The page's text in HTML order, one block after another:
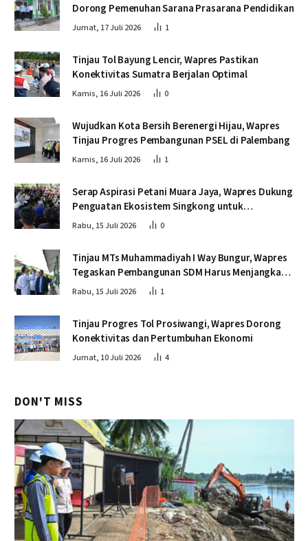
Dorong Pemenuhan Sarana Prasarana Pendidikan
Jumat, 17 Juli 2026 1
Tinjau Tol Bayung Lencir, Wapres Pastikan
Konektivitas Sumatra Berjalan Optimal
Kamis, 16 Juli 2026 0
Wujudkan Kota Bersih Berenergi Hijau, Wapres
Tinjau Progres Pembangunan PSEL di Palembang
Kamis, 16 Juli 2026 1
Serap Aspirasi Petani Muara Jaya, Wapres Dukung
Penguatan Ekosistem Singkong untuk
Swasembada Pangan
Rabu, 15 Juli 2026 0
Tinjau MTs Muhammadiyah I Way Bungur, Wapres
Tegaskan Pembangunan SDM Harus Menjangkau
Seluruh Sekolah
Rabu, 15 Juli 2026 1
Tinjau Progres Tol Prosiwangi, Wapres Dorong
Konektivitas dan Pertumbuhan Ekonomi
Jumat, 10 Juli 2026 4
DON'T MISS